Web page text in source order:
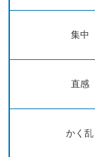
集中
直感
かく乱